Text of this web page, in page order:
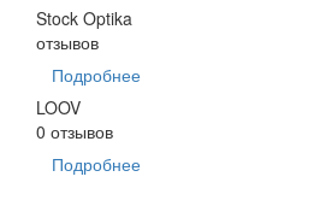
Stock Optika
отзывов
Подробнее
LOOV
0 отзывов
Подробнее